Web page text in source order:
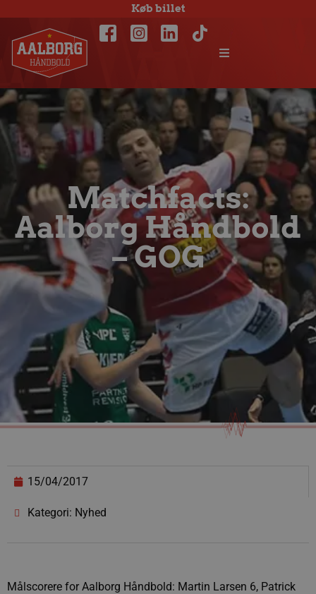
Køb billet
Matchfacts:
Aalborg Håndbold
– GOG
15/04/2017
Kategori: Nyhed
Målscorere for Aalborg Håndbold: Martin Larsen 6, Patrick